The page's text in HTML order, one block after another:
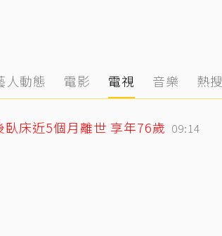
人動態 電影 電視 音樂 熱搜
床近5個月離世 享年76歲 09:14